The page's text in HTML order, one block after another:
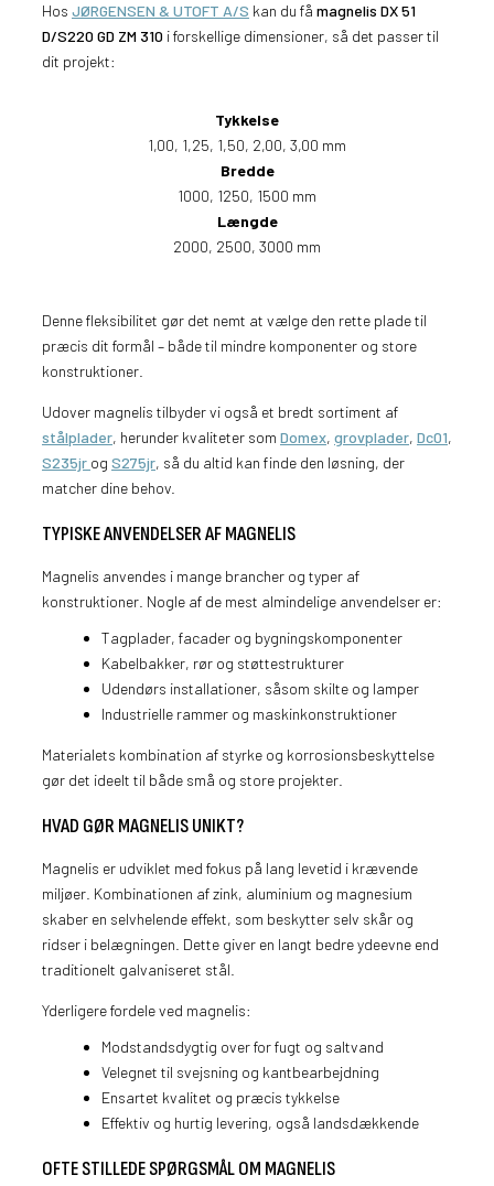
Hos JØRGENSEN & UTOFT A/S kan du få magnelis DX 51
D/S220 GD ZM 310 i forskellige dimensioner, så det passer til
dit projekt:
Tykkelse
1,00, 1,25, 1,50, 2,00, 3,00 mm
Bredde
1000, 1250, 1500 mm
Længde
2000, 2500, 3000 mm
Denne fleksibilitet gør det nemt at vælge den rette plade til
præcis dit formål – både til mindre komponenter og store
konstruktioner.
Udover magnelis tilbyder vi også et bredt sortiment af
stålplader, herunder kvaliteter som Domex, grovplader, Dc01,
S235jr og S275jr, så du altid kan finde den løsning, der
matcher dine behov.
TYPISKE ANVENDELSER AF MAGNELIS
Magnelis anvendes i mange brancher og typer af
konstruktioner. Nogle af de mest almindelige anvendelser er:
Tagplader, facader og bygningskomponenter
Kabelbakker, rør og støttestrukturer
Udendørs installationer, såsom skilte og lamper
Industrielle rammer og maskinkonstruktioner
Materialets kombination af styrke og korrosionsbeskyttelse
gør det ideelt til både små og store projekter.
HVAD GØR MAGNELIS UNIKT?
Magnelis er udviklet med fokus på lang levetid i krævende
miljøer. Kombinationen af zink, aluminium og magnesium
skaber en selvhelende effekt, som beskytter selv skår og
ridser i belægningen. Dette giver en langt bedre ydeevne end
traditionelt galvaniseret stål.
Yderligere fordele ved magnelis:
Modstandsdygtig over for fugt og saltvand
Velegnet til svejsning og kantbearbejdning
Ensartet kvalitet og præcis tykkelse
Effektiv og hurtig levering, også landsdækkende
OFTE STILLEDE SPØRGSMÅL OM MAGNELIS